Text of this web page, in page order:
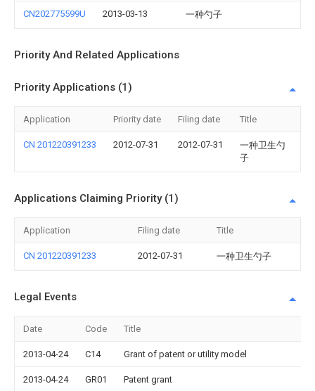
CN202775599U 2013-03-13 一种勺子
Priority And Related Applications
Priority Applications (1)
Application Priority date Filing date Title
CN 201220391233 2012-07-31 2012-07-31
一种卫生勺
子
Applications Claiming Priority (1)
Application Filing date Title
CN 201220391233 2012-07-31 一种卫生勺子
Legal Events
Date Code Title
2013-04-24 C14 Grant of patent or utility model
2013-04-24 GR01 Patent grant